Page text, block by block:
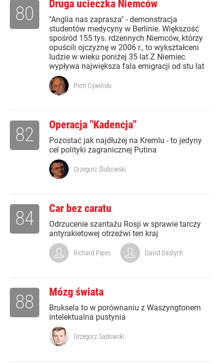
Druga ucieczka Niemców
"Anglia nas zaprasza" - demonstracja
studentów medycyny w Berlinie. Większość
spośród 155 tys. rdzennych Niemców, którzy
opuścili ojczyznę w 2006 r., to wykształceni
ludzie w wieku poniżej 35 lat.Z Niemiec
wypływa największa fala emigracji od stu lat
80
Piotr Cywiński
Operacja "Kadencja"
Pozostać jak najdłużej na Kremlu - to jedyny
cel polityki zagranicznej Putina
82
Grzegorz Ślubowski
Car bez caratu
Odrzucenie szantażu Rosji w sprawie tarczy
antyrakietowej otrzeźwi ten kraj
84
Richard Pipes David Dastych
Mózg świata
Bruksela to w porównaniu z Waszyngtonem
intelektualna pustynia
88
Grzegorz Sadowski